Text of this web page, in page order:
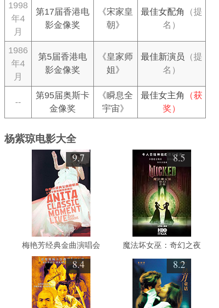
1998
年4
月
第17届香港电
影金像奖
《宋家皇
朝》
最佳女配角
（提
名）
1986
年4
月
第5届香港电
影金像奖
《皇家师
姐》
最佳新演员 （提
名）
--
第95届奥斯卡
金像奖
《瞬息全
宇宙》
最佳女主角
（获
奖）
杨紫琼电影大全
9.7
梅艳芳经典金曲演唱会
8.5
魔法坏女巫：奇幻之夜
8.4 8.2